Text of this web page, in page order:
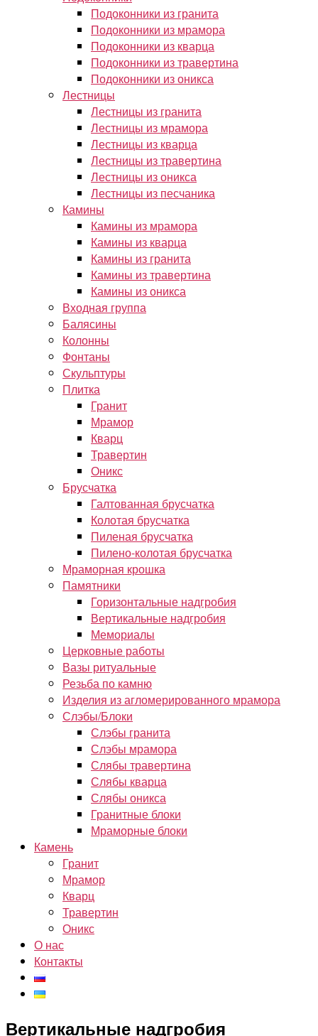
Подоконники из гранита
Подоконники из мрамора
Подоконники из кварца
Подоконники из травертина
Подоконники из оникса
Лестницы
Лестницы из гранита
Лестницы из мрамора
Лестницы из кварца
Лестницы из травертина
Лестницы из оникса
Лестницы из песчаника
Камины
Камины из мрамора
Камины из кварца
Камины из гранита
Камины из травертина
Камины из оникса
Входная группа
Балясины
Колонны
Фонтаны
Скульптуры
Плитка
Гранит
Мрамор
Кварц
Травертин
Оникс
Брусчатка
Галтованная брусчатка
Колотая брусчатка
Пиленая брусчатка
Пилено-колотая брусчатка
Мраморная крошка
Памятники
Горизонтальные надгробия
Вертикальные надгробия
Мемориалы
Церковные работы
Вазы ритуальные
Резьба по камню
Изделия из агломерированного мрамора
Слэбы/Блоки
Слэбы гранита
Слэбы мрамора
Слябы травертина
Слябы кварца
Слябы оникса
Гранитные блоки
Мраморные блоки
Камень
Гранит
Мрамор
Кварц
Травертин
Оникс
О нас
Контакты
Вертикальные надгробия